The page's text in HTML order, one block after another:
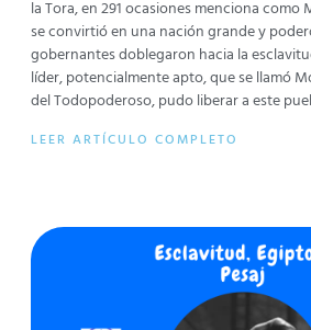
la Tora, en 291 ocasiones menciona como
se convirtió en una nación grande y
gobernantes doblegaron hacia la
líder, potencialmente apto, que se llamó
del Todopoderoso, pudo liberar a este
LEER ARTÍCULO COMPLETO